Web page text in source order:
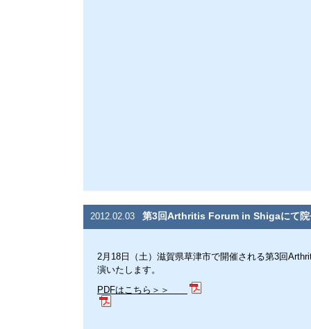
2012.02.03 第3回Arthritis Forum in Shigaにて院
2月18日（土）滋賀県草津市で開催される第3回
演いたします。
PDFはこちら＞＞